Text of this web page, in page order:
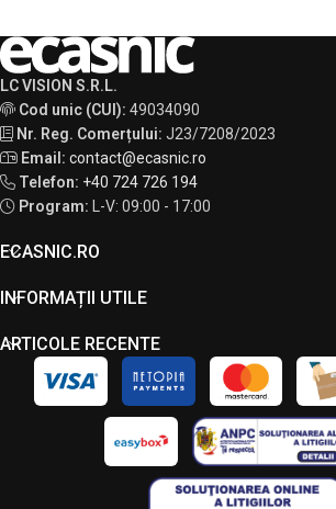
LC VISION S.R.L.
Cod unic (CUI): 49034090
Nr. Reg. Comerțului: J23/7208/2023
Email: contact@ecasnic.ro
Telefon: +40 724 726 194
Program:
L-V: 09:00 - 17:00
ECASNIC.RO
INFORMAȚII UTILE
ARTICOLE RECENTE